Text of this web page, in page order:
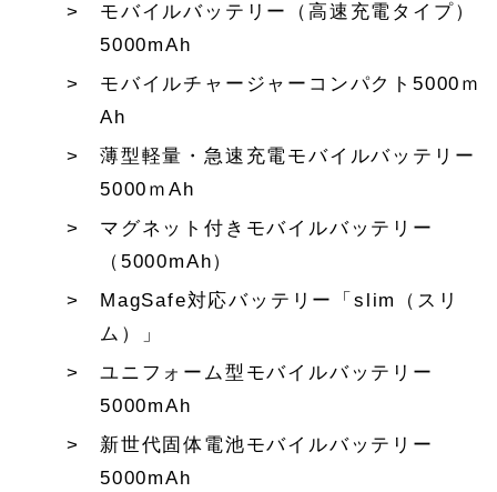
モバイルバッテリー（高速充電タイプ）
5000mAh
モバイルチャージャーコンパクト5000ｍ
Ah
薄型軽量・急速充電モバイルバッテリー
5000ｍAh
マグネット付きモバイルバッテリー
（5000mAh）
MagSafe対応バッテリー「slim（スリ
ム）」
ユニフォーム型モバイルバッテリー
5000mAh
新世代固体電池モバイルバッテリー
5000mAh